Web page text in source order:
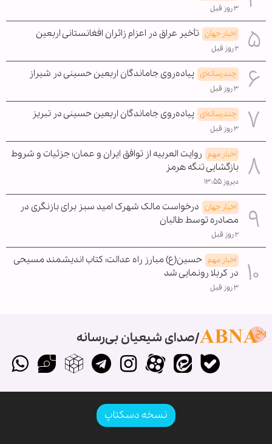
۳ روز قبل
اخبار جهان تأخیر عراق در اعزام زائران افغانستانی اربعین
۲ روز قبل
چندرسانه‌ای پیاده‌روی جاماندگان اربعین حسینی در شیراز
۳ روز قبل
چندرسانه‌ای پیاده‌روی جاماندگان اربعین حسینی در تبریز
۳ روز قبل
اخبار مهم روایت العربیه از توافق ایران و عمان؛ جزئیات و شروط
بازگشایی تنگه هرمز
دیروز ۱۳:۵۵
اخبار جهان درخواست مالک شهرک امید سبز برای بازنگری در
مصادره توسط طالبان
۲ روز قبل
اخبار مهم حسین(ع) مبارز راه عدالت؛ کتاب اندیشمند مسیحی
در کربلا رونمایی شد
۳ روز قبل
صدای شیعیان بی‌رسانه
نسخه دسکتاپ